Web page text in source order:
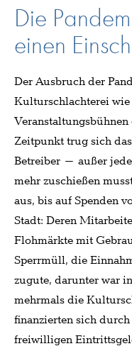
Die
einen
Der Ausbruch der
Kulturschlachterei
Zeitpunkt trug sich
Betreiber – außer
mehr zuschießen
aus, bis auf Spenden
Stadt: Deren
Flohmärkte mit
Sperrmüll, die
zugute, darunter war
mehrmals die
finanzierten sich
freiwilligen